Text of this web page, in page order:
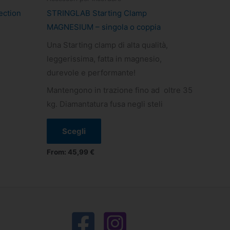
STRINGLAB Starting Clamp
MAGNESIUM – singola o coppia
Una Starting clamp di alta qualità,
leggerissima, fatta in magnesio,
durevole e performante!
Mantengono in trazione fino ad oltre 35
kg. Diamantatura fusa negli steli
Scegli
più
varianti.
opzioni
possono
essere
scelte
nella
pagina
From: 45,99 €